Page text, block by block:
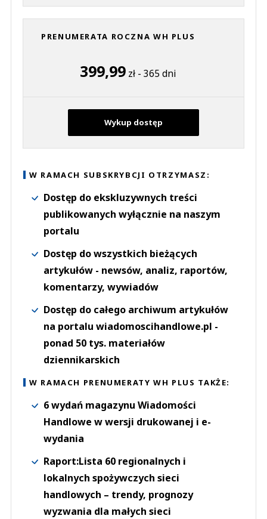
PRENUMERATA ROCZNA WH PLUS
399,99zł - 365 dni
Wykup dostęp
W RAMACH SUBSKRYBCJI OTRZYMASZ:
Dostęp do ekskluzywnych treści
publikowanych wyłącznie na naszym
portalu
Dostęp do wszystkich bieżących
artykułów - newsów, analiz, raportów,
komentarzy, wywiadów
Dostęp do całego archiwum artykułów
na portalu wiadomoscihandlowe.pl -
ponad 50 tys. materiałów
dziennikarskich
W RAMACH PRENUMERATY WH PLUS TAKŻE:
6 wydań magazynu Wiadomości
Handlowe w wersji drukowanej i e-
wydania
Raport:Lista 60 regionalnych i
lokalnych spożywczych sieci
handlowych – trendy, prognozy
wyzwania dla małych sieci